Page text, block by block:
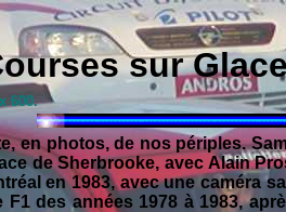
sur
600.
en photos, de nos périples.
de Sherbrooke, avec Alain
en 1983, avec une caméra
des années 1978 à 1983,